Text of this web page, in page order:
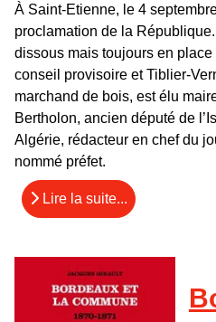
À Saint-Etienne, le 4
proclamation de la
dissous mais toujours en
conseil provisoire et Tiblier-
marchand de bois, est élu
Bertholon, ancien député de
Algérie, rédacteur en chef du
nommé préfet.
Lire la suite...